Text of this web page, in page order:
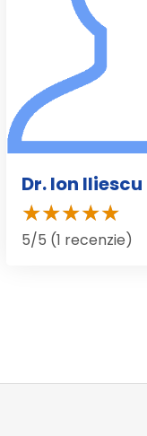
Dr. Ion Iliescu
5/5 (1 recenzie)